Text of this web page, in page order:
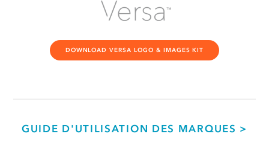
DOWNLOAD VERSA LOGO & IMAGES KIT
GUIDE D'UTILISATION DES MARQUES >